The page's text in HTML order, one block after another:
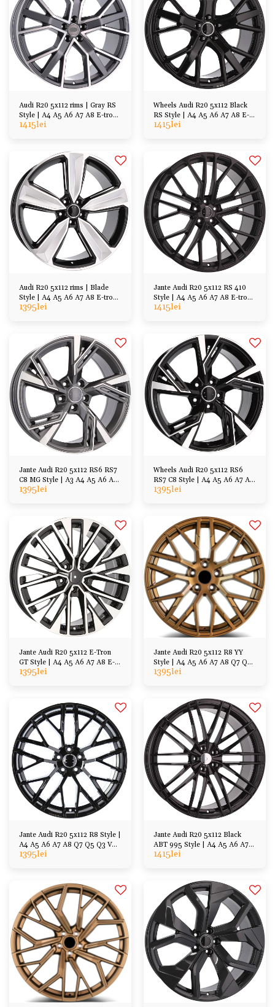
Audi R20 5x112 rims | Gray RS
Style | A4 A5 A6 A7 A8 E-tron
Q7 Q5 Q3
1415lei
Wheels Audi R20 5x112 Black
RS Style | A4 A5 A6 A7 A8 E-
tron Q7 Q5 Q3
1415lei
Audi R20 5x112 rims | Blade
Style | A4 A5 A6 A7 A8 E-tron
Q7 Q5 Q3
1395lei
Jante Audi R20 5x112 RS 410
Style | A4 A5 A6 A7 A8 E-tron
Q7 Q5 Q3
1415lei
Jante Audi R20 5x112 RS6 RS7
C8 MG Style | A3 A4 A5 A6 A7
Q7 Q5 Q3 Q2
1395lei
Wheels Audi R20 5x112 RS6
RS7 C8 Style | A4 A5 A6 A7 A8
E-tron Q7 Q5 Q3
1395lei
Jante Audi R20 5x112 E-Tron
GT Style | A4 A5 A6 A7 A8 E-
tron Q7 Q5 Q3
1395lei
Jante Audi R20 5x112 R8 YY
Style | A4 A5 A6 A7 A8 Q7 Q5
Q3, VW, Cupra
1395lei
Jante Audi R20 5x112 R8 Style |
A4 A5 A6 A7 A8 Q7 Q5 Q3 VW
Skoda Cupra
1395lei
Jante Audi R20 5x112 Black
ABT 995 Style | A4 A5 A6 A7
Q7 Q5 Q3, etc
1415lei